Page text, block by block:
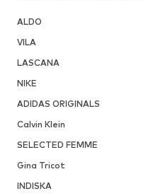
ALDO
VILA
LASCANA
NIKE
ADIDAS ORIGINALS
Calvin Klein
SELECTED FEMME
Gina Tricot
INDISKA